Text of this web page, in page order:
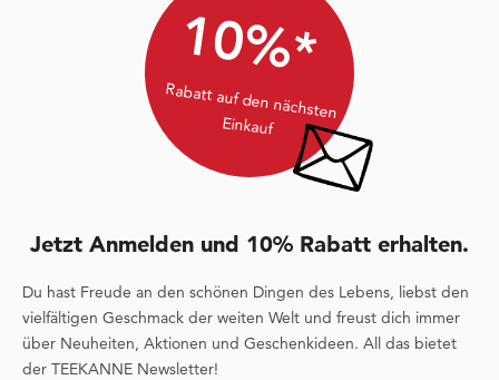
10%*
Rabatt auf den nächsten
Einkauf
Jetzt Anmelden und 10% Rabatt erhalten.
Du hast Freude an den schönen Dingen des Lebens, liebst den
vielfältigen Geschmack der weiten Welt und freust dich immer
über Neuheiten, Aktionen und Geschenkideen. All das bietet
der TEEKANNE Newsletter!